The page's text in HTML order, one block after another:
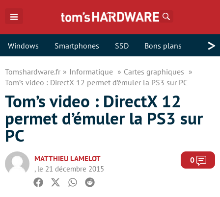
Windows Smartphones SSD Bons plans >
Tomshardware.fr Informatique
Cartes graphiques
Tom’s video : DirectX 12 permet d’émuler la PS3 sur PC
Tom’s video : DirectX 12
permet d’émuler la PS3 sur
PC
MATTHIEU LAMELOT
, le 21 décembre 2015
0
Facebook
TwitterWhatsapp
Reddit